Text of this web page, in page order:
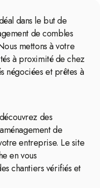
dans le but de
de combles
mettons à votre
à proximité de chez
négociées et prêtes à
des
de
entreprise. Le site
en vous
chantiers vérifiés et